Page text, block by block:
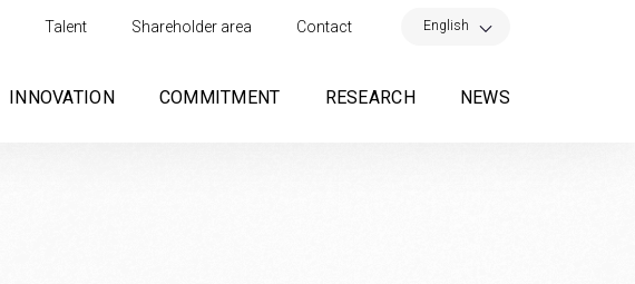
Talent Shareholder area Contact English
INNOVATION COMMITMENT RESEARCH NEWS